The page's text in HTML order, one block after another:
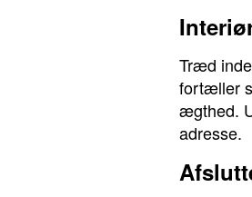
Træd
fortæller
ægthed.
adresse.